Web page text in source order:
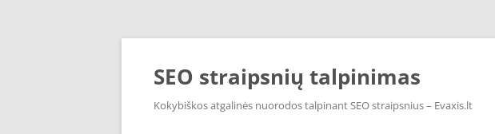
Skip
SEO straipsnių talpinimas
Kokybiškos atgalinės nuorodos talpinant SEO straipsnius – Evaxis.lt